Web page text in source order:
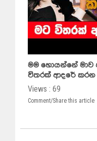
මම හොයන්නේ මාව
විතරක් ආදරේ
Views : 69
Comment/Share this article